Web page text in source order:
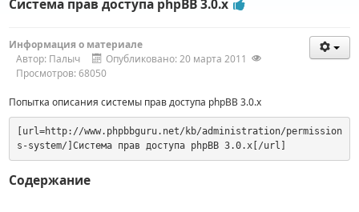
Система прав доступа phpBB 3.0.x
Информация о материале
Автор: Палыч
Опубликовано: 20 марта 2011
Просмотров: 68050
Попытка описания системы прав доступа phpBB 3.0.x
[url=http://www.phpbbguru.net/kb/administration/permission
s-system/]Система прав доступа phpBB 3.0.x[/url]
Содержание